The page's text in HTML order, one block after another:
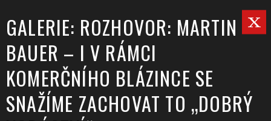
GALERIE: ROZHOVOR: MARTIN
BAUER – I V RÁMCI
KOMERČNÍHO BLÁZINCE SE
SNAŽÍME ZACHOVAT TO „DOBRÝ